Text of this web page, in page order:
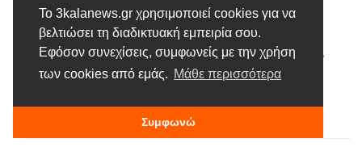
Το 3kalanews.gr χρησιμοποιεί cookies για να
βελτιώσει τη διαδικτυακή εμπειρία σου.
Εφόσον συνεχίσεις, συμφωνείς με την χρήση
των cookies από εμάς. Μάθε περισσότερα
Συμφωνώ
«αποτέλεσμα» είμαστε εμείς, οι σημερινοί Έλληνες, που
καλούμαστε να φανούμε αντάξιοι του παρελθόντος μας. Η
Μνημοσύνη είναι προγεννήτορας όλων των τεχνών και των
επιστημών, μεταξύ των οποίων και της ιστορίας· …